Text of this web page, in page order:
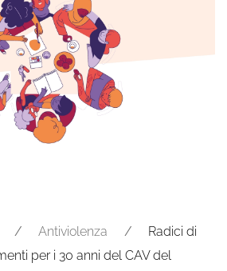
Antiviolenza
Radici di
per i 30 anni del CAV del